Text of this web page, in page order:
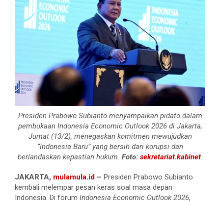
Presiden Prabowo Subianto menyampaikan pidato dalam
pembukaan Indonesia Economic Outlook 2026 di Jakarta,
Jumat (13/2), menegaskan komitmen mewujudkan
“Indonesia Baru” yang bersih dari korupsi dan
berlandaskan kepastian hukum. Foto: sekretariat.kabinet.
JAKARTA, mulamula.id – Presiden Prabowo Subianto
kembali melempar pesan keras soal masa depan
Indonesia. Di forum Indonesia Economic Outlook 2026,